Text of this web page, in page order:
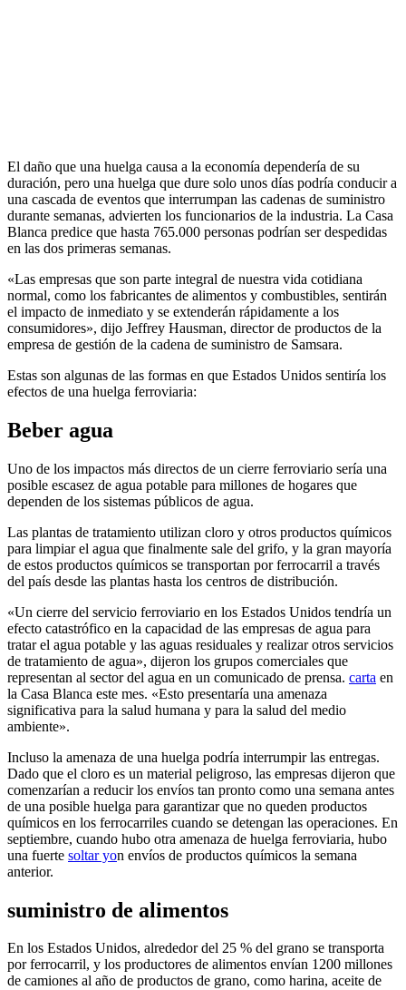
El daño que una huelga causa a la economía dependería de su
duración, pero una huelga que dure solo unos días podría conducir a
una cascada de eventos que interrumpan las cadenas de suministro
durante semanas, advierten los funcionarios de la industria. La Casa
Blanca predice que hasta 765.000 personas podrían ser despedidas
en las dos primeras semanas.
«Las empresas que son parte integral de nuestra vida cotidiana
normal, como los fabricantes de alimentos y combustibles, sentirán
el impacto de inmediato y se extenderán rápidamente a los
consumidores», dijo Jeffrey Hausman, director de productos de la
empresa de gestión de la cadena de suministro de Samsara.
Estas son algunas de las formas en que Estados Unidos sentiría los
efectos de una huelga ferroviaria:
Beber agua
Uno de los impactos más directos de un cierre ferroviario sería una
posible escasez de agua potable para millones de hogares que
dependen de los sistemas públicos de agua.
Las plantas de tratamiento utilizan cloro y otros productos químicos
para limpiar el agua que finalmente sale del grifo, y la gran mayoría
de estos productos químicos se transportan por ferrocarril a través
del país desde las plantas hasta los centros de distribución.
«Un cierre del servicio ferroviario en los Estados Unidos tendría un
efecto catastrófico en la capacidad de las empresas de agua para
tratar el agua potable y las aguas residuales y realizar otros servicios
de tratamiento de agua», dijeron los grupos comerciales que
representan al sector del agua en un comunicado de prensa. carta en
la Casa Blanca este mes. «Esto presentaría una amenaza
significativa para la salud humana y para la salud del medio
ambiente».
Incluso la amenaza de una huelga podría interrumpir las entregas.
Dado que el cloro es un material peligroso, las empresas dijeron que
comenzarían a reducir los envíos tan pronto como una semana antes
de una posible huelga para garantizar que no queden productos
químicos en los ferrocarriles cuando se detengan las operaciones. En
septiembre, cuando hubo otra amenaza de huelga ferroviaria, hubo
una fuerte soltar yon envíos de productos químicos la semana
anterior.
suministro de alimentos
En los Estados Unidos, alrededor del 25 % del grano se transporta
por ferrocarril, y los productores de alimentos envían 1200 millones
de camiones al año de productos de grano, como harina, aceite de